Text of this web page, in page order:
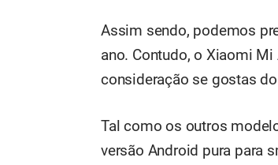
Assim sendo, podemos
ano. Contudo, o Xiaomi
consideração se gostas
Tal como os outros
versão Android pura para